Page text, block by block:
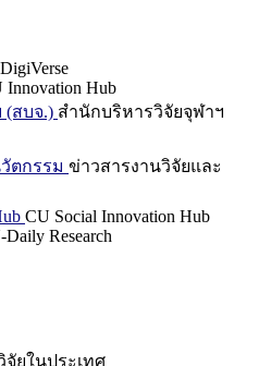
Innovation Hub
(สบจ.) สำนักบริหารวิจัยจุฬาฯ
ตกรรม ข่าวสารงานวิจัยและ
CU Social Innovation Hub
Daily Research
จัยในประเทศ